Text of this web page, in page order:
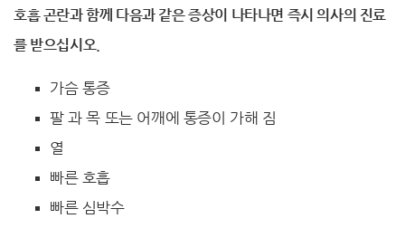
호흡 곤란과 함께 다음과 같은 증상이 나타나면 즉시 의사의 진료
를 받으십시오.
가슴 통증
팔 과 목 또는 어깨에 통증이 가해 짐
열
빠른 호흡
빠른 심박수